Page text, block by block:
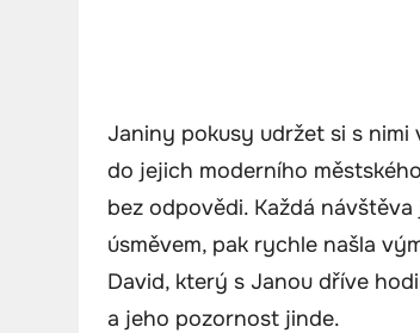
Janiny pokusy udržet si s
do jejich moderního
bez odpovědi. Každá
úsměvem, pak rychle našla
David, který s Janou dříve
a jeho pozornost jinde.